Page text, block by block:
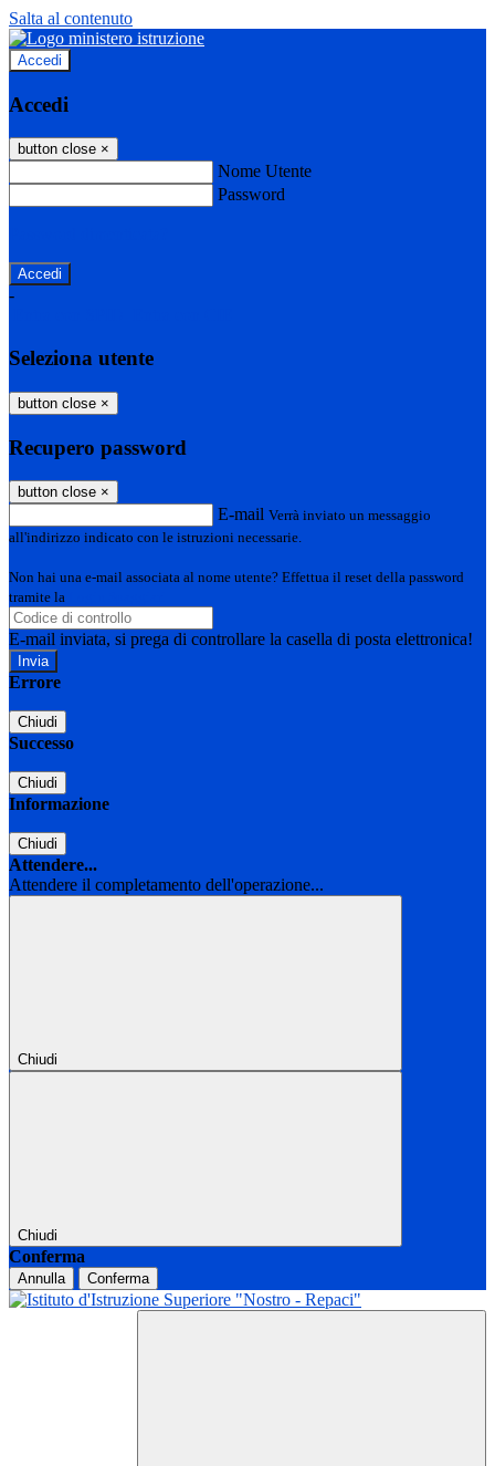
Salta al contenuto
Accedi
Accedi
button close ×
Nome Utente
Password
-
Seleziona utente
button close ×
Recupero password
button close ×
E-mail Verrà inviato un messaggio
all'indirizzo indicato con le istruzioni necessarie.
Non hai una e-mail associata al nome utente? Effettua il reset della password
tramite la
E-mail inviata, si prega di controllare la casella di posta elettronica!
Errore
Chiudi
Successo
Chiudi
Informazione
Chiudi
Attendere...
Attendere il completamento dell'operazione...
Chiudi
Chiudi
Conferma
Annulla Conferma